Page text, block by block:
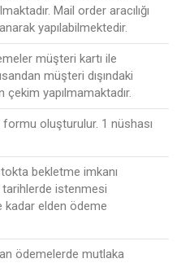
Mail order aracılığı
yapılabilmektedir.
müşteri kartı ile
müşteri dışındaki
çekim yapılmamaktadır.
oluşturulur. 1 nüshası
bekletme imkanı
istenmesi
kadar elden ödeme
ödemelerde mutlaka